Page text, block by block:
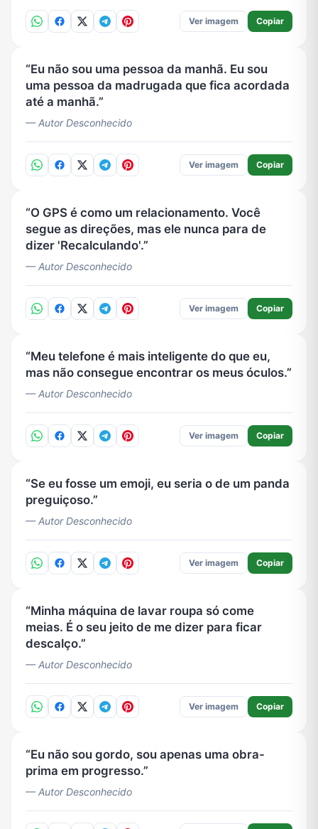
Ver imagem Copiar
Eu não sou uma pessoa da manhã. Eu sou
uma pessoa da madrugada que fica acordada
até a manhã.
— Autor Desconhecido
Ver imagem Copiar
O GPS é como um relacionamento. Você
segue as direções, mas ele nunca para de
dizer 'Recalculando'.
— Autor Desconhecido
Ver imagem Copiar
Meu telefone é mais inteligente do que eu,
mas não consegue encontrar os meus óculos.
— Autor Desconhecido
Ver imagem Copiar
Se eu fosse um emoji, eu seria o de um panda
preguiçoso.
— Autor Desconhecido
Ver imagem Copiar
Minha máquina de lavar roupa só come
meias. É o seu jeito de me dizer para ficar
descalço.
— Autor Desconhecido
Ver imagem Copiar
Eu não sou gordo, sou apenas uma obra-
prima em progresso.
— Autor Desconhecido